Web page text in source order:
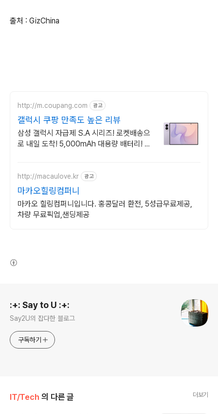
출처 : GizChina
http://m.coupang.com 광고
갤럭시 쿠팡 만족도 높은 리뷰
삼성 갤럭시 자급제 S.A 시리즈! 로켓배송으
로 내일 도착! 5,000mAh 대용량 배터리! 방
http://macaulove.kr 광고
마카오힐링컴퍼니
마카오 힐링컴퍼니입니다. 홍콩달러 환전, 5성급무료제공,
차량 무료픽업,샌딩제공
:+: Say to U :+:
Say2U의 잡다한 블로그
구독하기
IT/Tech 의 다른 글 더보기